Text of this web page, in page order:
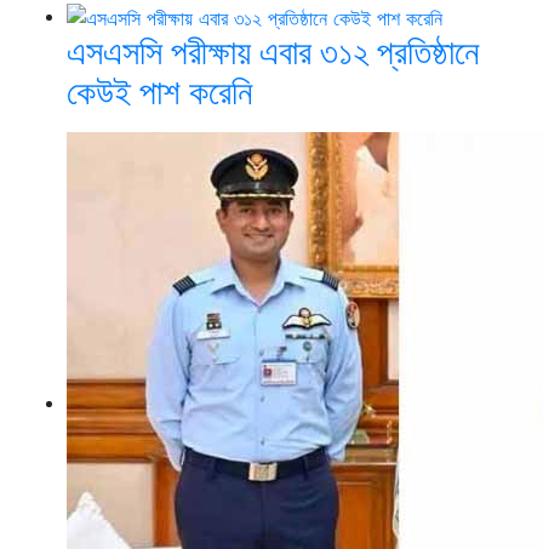
এসএসসি পরীক্ষায় এবার ৩১২ প্রতিষ্ঠানে
কেউই পাশ করেনি